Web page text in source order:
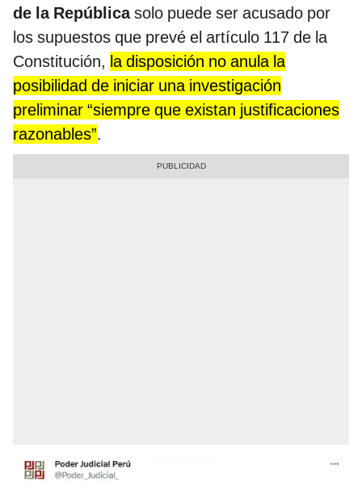
de la Repúblicasolo puede ser acusado por
los supuestos que prevé el artículo 117 de la
Constitución, la disposición no anula la
posibilidad de iniciar una investigación
preliminar “siempre que existan justificaciones
razonables”.